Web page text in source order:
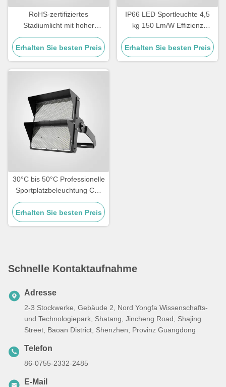
RoHS-zertifiziertes
Stadiumlicht mit hoher
Intensität, das
Betriebsfeuchtigkeit von 10%
bis 90% RH aushält
Erhalten Sie besten Preis
IP66 LED Sportleuchte 4,5
kg 150 Lm/W Effizienz
Langlebige
Außenbeleuchtung für
Stadien, Sportplätze und
Erhalten Sie besten Preis
30°C bis 50°C Professionelle
Sportplatzbeleuchtung CE-
zertifiziert für große
Sportstätten und
Außenanlagen
Erhalten Sie besten Preis
Schnelle Kontaktaufnahme
Adresse
2-3 Stockwerke, Gebäude 2, Nord Yongfa Wissenschafts-
und Technologiepark, Shatang, Jincheng Road, Shajing
Street, Baoan District, Shenzhen, Provinz Guangdong
Telefon
86-0755-2332-2485
E-Mail